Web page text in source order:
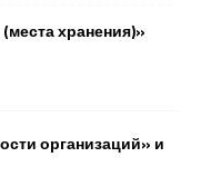
хранения)»
организаций» и